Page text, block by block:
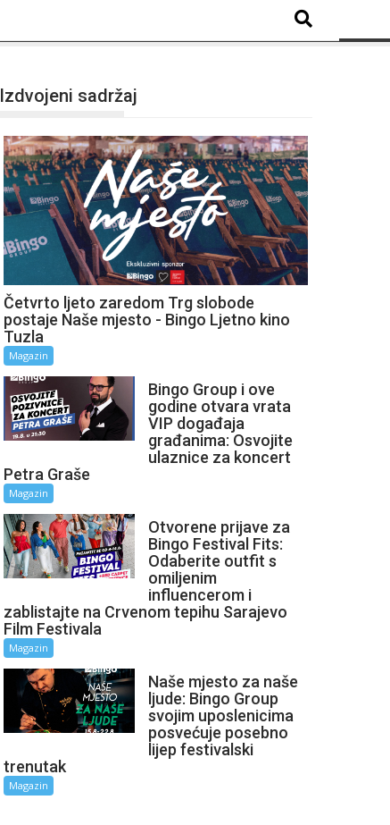
Izdvojeni sadržaj
Četvrto ljeto zaredom Trg slobode
postaje Naše mjesto - Bingo Ljetno kino
Tuzla
Magazin
Bingo Group i ove
godine otvara vrata
VIP događaja
građanima: Osvojite
ulaznice za koncert
Petra Graše
Magazin
Otvorene prijave za
Bingo Festival Fits:
Odaberite outfit s
omiljenim
influencerom i
zablistajte na Crvenom tepihu Sarajevo
Film Festivala
Magazin
Naše mjesto za naše
ljude: Bingo Group
svojim uposlenicima
posvećuje posebno
lijep festivalski
trenutak
Magazin